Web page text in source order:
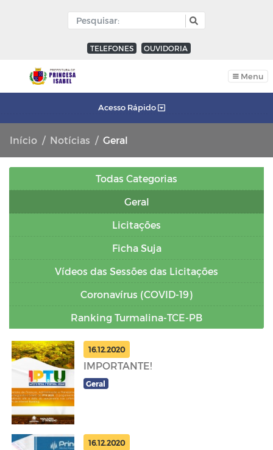
TELEFONES OUVIDORIA
Menu
Acesso Rápido
Início Notícias Geral
Todas Categorias
Geral
Licitações
Ficha Suja
Vídeos das Sessões das Licitações
Coronavírus (COVID-19)
Ranking Turmalina-TCE-PB
16.12.2020
IMPORTANTE!
Geral
16.12.2020